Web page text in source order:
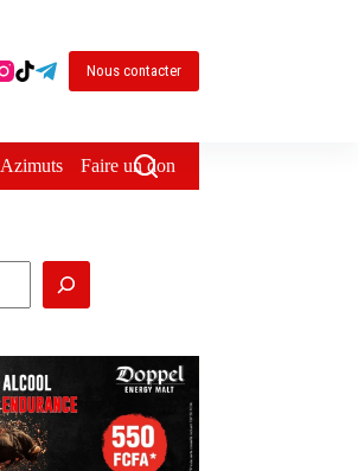
Nous contacter
Azimuts Faire un don